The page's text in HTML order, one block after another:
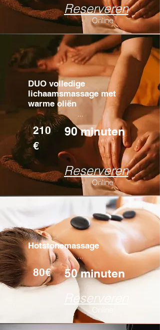
Reserveren
Online
DUO volledige
lichaamsmassage met
warme oliën
...
210
€
90 minuten
Reserveren
Online
Hotstonemassage
...
80€ 50 minuten
Reserveren
Online